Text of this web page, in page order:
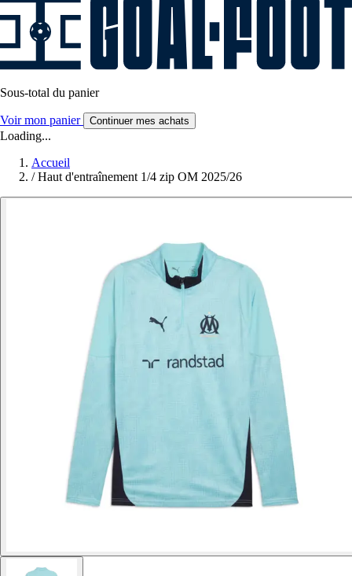
Sous-total du panier
Voir mon panier Continuer mes achats
Loading...
Accueil
/ Haut d'entraînement 1/4 zip OM 2025/26